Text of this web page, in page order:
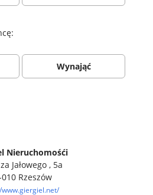
Wynająć
Nieruchomośći
Jałowego , 5a
Rzeszów